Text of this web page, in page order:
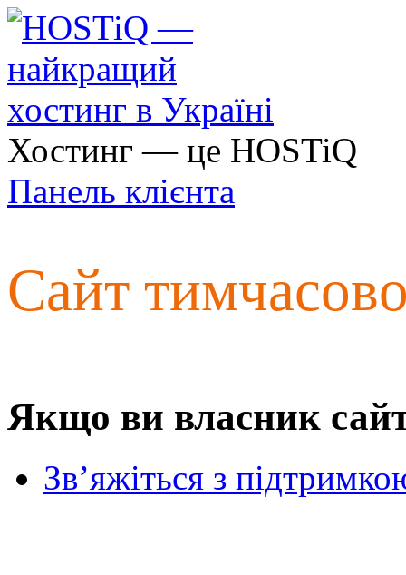
Хостинг — це HOSTiQ
Панель клієнта
Сайт
Якщо ви власник
Зв’яжіться з